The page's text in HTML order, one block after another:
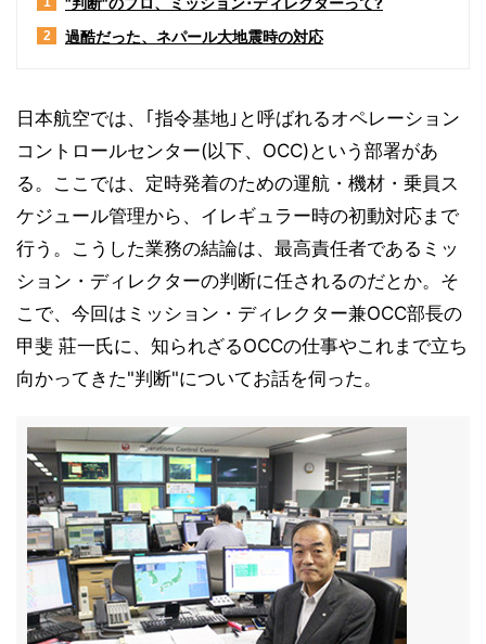
2 過酷だった、ネパール大地震時の対応
日本航空では、｢指令基地｣と呼ばれるオペレーション
コントロールセンター(以下、OCC)という部署があ
る。ここでは、定時発着のための運航・機材・乗員ス
ケジュール管理から、イレギュラー時の初動対応まで
行う。こうした業務の結論は、最高責任者であるミッ
ション・ディレクターの判断に任されるのだとか。そ
こで、今回はミッション・ディレクター兼OCC部長の
甲斐 莊一氏に、知られざるOCCの仕事やこれまで立ち
向かってきた"判断"についてお話を伺った。